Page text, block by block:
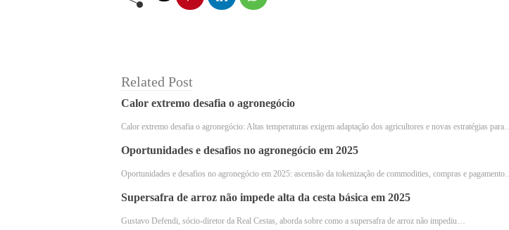
Desafios
Related Post
Calor extremo desafia o agronegócio
Calor extremo desafia o agronegócio: Altas temperaturas exigem adaptação dos agricultores e novas estratégias para…
Oportunidades e desafios no agronegócio em 2025
Oportunidades e desafios no agronegócio em 2025: ascensão da tokenização de commodities, compras e pagamento…
Supersafra de arroz não impede alta da cesta básica em 2025
Gustavo Defendi, sócio-diretor da Real Cestas, aborda sobre como a supersafra de arroz não impediu…